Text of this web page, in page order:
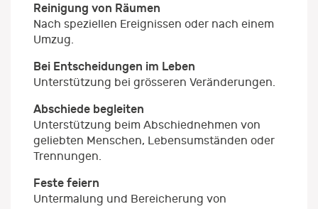
Reinigung von Räumen
Nach speziellen Ereignissen oder nach einem
Umzug.
Bei Entscheidungen im Leben
Unterstützung bei grösseren Veränderungen.
Abschiede begleiten
Unterstützung beim Abschiednehmen von
geliebten Menschen, Lebensumständen oder
Trennungen.
Feste feiern
Untermalung und Bereicherung von